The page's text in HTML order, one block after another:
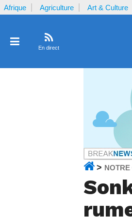
Afrique Agriculture Art & Culture
En direct
Notrecontinent.com :
>